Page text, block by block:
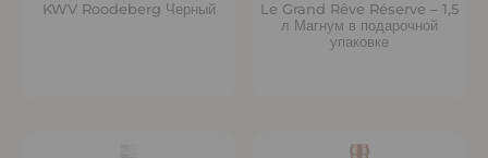
KWV Roodeberg Черный
Le Grand Rêve Réserve – 1,5
л Магнум в подарочной
упаковке